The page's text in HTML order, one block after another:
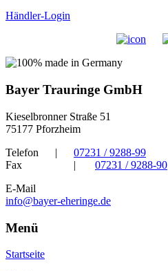
Händler-Login
Bayer Trauringe GmbH
Kieselbronner Straße 51
75177 Pforzheim
Telefon
|
07231 / 9288-99
Fax
|
07231 / 9288-90
E-Mail
info@bayer-eheringe.de
Menü
Startseite